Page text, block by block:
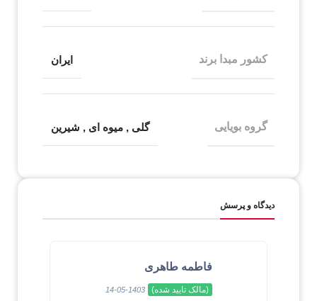
کشور مبدا برند ایران
گروه بویایی گلی , میوه ای , شیرین
دیدگاه و پرسش
فاطمه طاهری
(مالک تایید شده) 1403-05-14